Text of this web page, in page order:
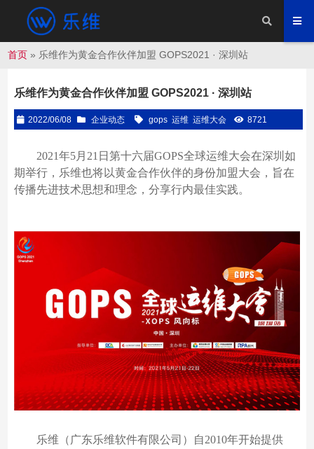
首页 » 乐维作为黄金合作伙伴加盟 GOPS2021 · 深圳站
乐维作为黄金合作伙伴加盟 GOPS2021 · 深圳站
2022/06/08 企业动态 gops 运维 运维大会 8721
2021年5月21日第十六届GOPS全球运维大会在深圳如
期举行，乐维也将以黄金合作伙伴的身份加盟大会，旨在
传播先进技术思想和理念，分享行内最佳实践。
乐维（广东乐维软件有限公司）自2010年开始提供